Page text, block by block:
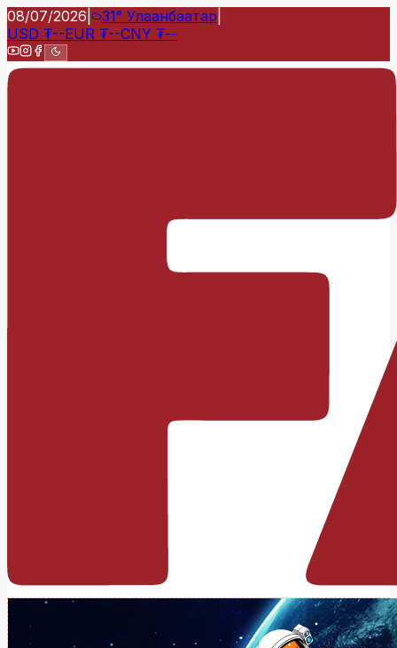
08/07/2026 31° Улаанбаатар
USD ₮--EUR ₮--CNY ₮--